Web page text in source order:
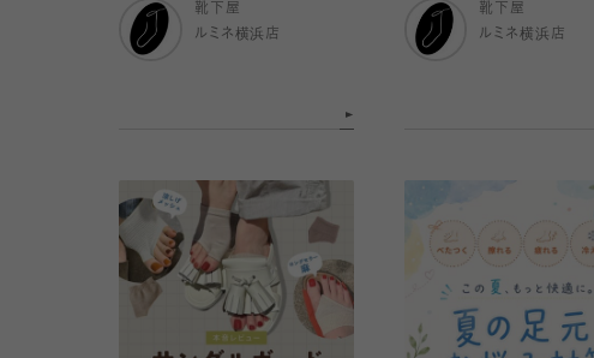
靴下屋
ルミネ横浜店
靴下屋
ルミネ横浜店